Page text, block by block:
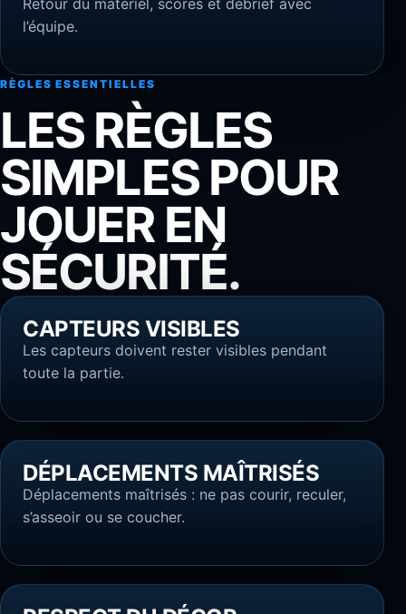
l’équipe.
RÈGLES ESSENTIELLES
LES RÈGLES
SIMPLES POUR
JOUER EN
SÉCURITÉ.
CAPTEURS VISIBLES
Les capteurs doivent rester visibles pendant
toute la partie.
DÉPLACEMENTS MAÎTRISÉS
Déplacements maîtrisés : ne pas courir, reculer,
s’asseoir ou se coucher.